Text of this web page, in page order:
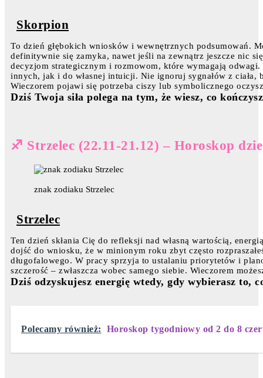
Skorpion
To dzień głębokich wniosków i wewnętrznych podsumowań.
definitywnie się zamyka, nawet jeśli na zewnątrz jeszcze nic
decyzjom strategicznym i rozmowom, które wymagają
innych, jak i do własnej intuicji. Nie ignoruj sygnałów z ciała,
Wieczorem pojawi się potrzeba ciszy lub symbolicznego
Dziś Twoja siła polega na tym, że wiesz, co
♐ Strzelec (22.11-21.12) – Horoskop
znak zodiaku Strzelec
Strzelec
Ten dzień skłania Cię do refleksji nad własną wartością,
dojść do wniosku, że w minionym roku zbyt często
długofalowego. W pracy sprzyja to ustalaniu priorytetów i
szczerość – zwłaszcza wobec samego siebie. Wieczorem
Dziś odzyskujesz energię wtedy, gdy wybierasz to,
Polecamy również: Horoskop tygodniowy od 2 do 8